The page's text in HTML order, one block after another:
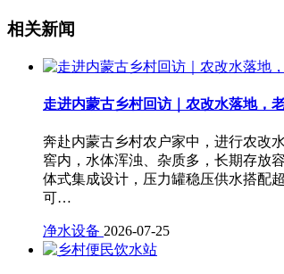
相关新闻
走进内蒙古乡村回访｜农改水落地，
奔赴内蒙古乡村农户家中，进行农改
窖内，水体浑浊、杂质多，长期存放
体式集成设计，压力罐稳压供水搭配
可…
净水设备 2026-07-25